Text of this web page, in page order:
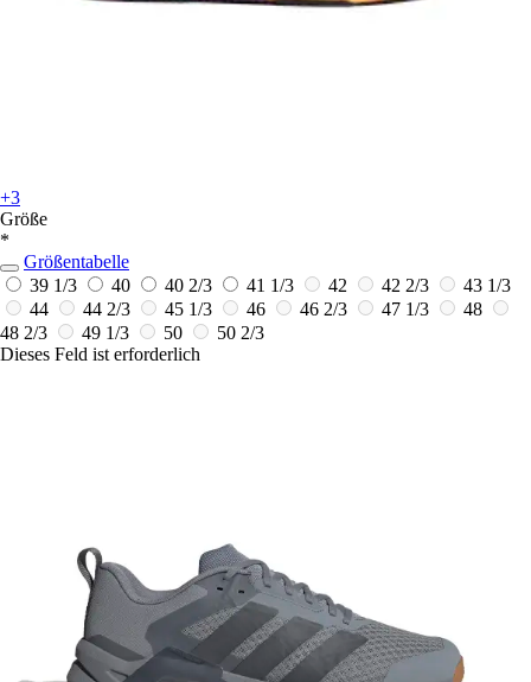
+3
Größe
*
Größentabelle
39 1/3
40 40 2/3 41 1/3 42 42 2/3
43 1/3
44
44 2/3 45 1/3 46 46 2/3 47 1/3
48
48 2/3
49 1/3 50
50 2/3
Dieses Feld ist erforderlich